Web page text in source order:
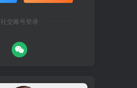
社交账号登录
社交账号登录